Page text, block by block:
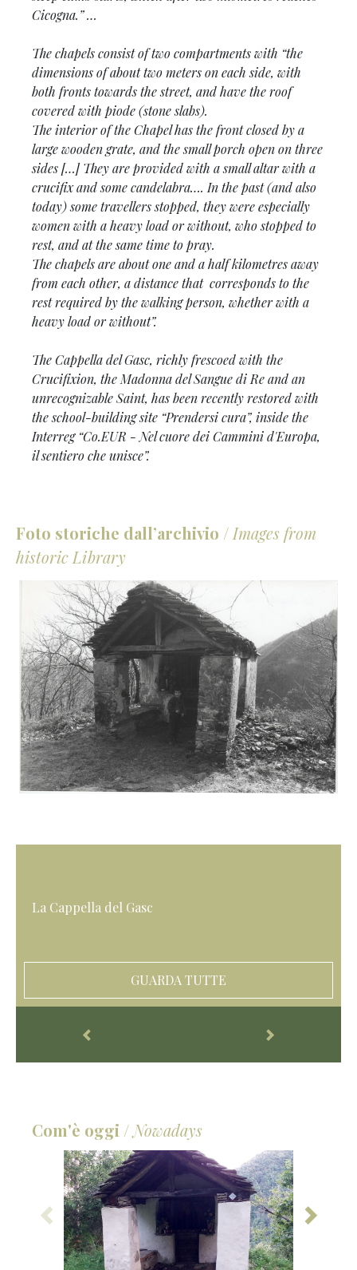
Cicogna.” …
The chapels consist of two compartments with “the
dimensions of about two meters on each side, with
both fronts towards the street, and have the roof
covered with piode (stone slabs).
The interior of the Chapel has the front closed by a
large wooden grate, and the small porch open on three
sides […] They are provided with a small altar with a
crucifix and some candelabra…. In the past (and also
today) some travellers stopped, they were especially
women with a heavy load or without, who stopped to
rest, and at the same time to pray.
The chapels are about one and a half kilometres away
from each other, a distance that corresponds to the
rest required by the walking person, whether with a
heavy loador without”.
The Cappella del Gasc, richly frescoed with the
Crucifixion, the Madonna del Sangue di Re and an
unrecognizable Saint, has been recently restored with
the school-building site “Prendersi cura”, inside the
Interreg “Co.EUR - Nel cuore dei Cammini d'Europa,
il sentiero che unisce”.
Foto storiche dall’archivio / Images from
historic Library
La Cappella del Gasc
GUARDA TUTTE
Com'è oggi / Nowadays